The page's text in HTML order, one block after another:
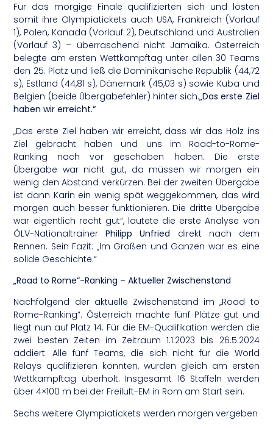
Für das morgige Finale qualifizierten sich und lösten
somit ihre Olympiatickets auch USA, Frankreich (Vorlauf
1), Polen, Kanada (Vorlauf 2), Deutschland und Australien
(Vorlauf 3) – überraschend nicht Jamaika. Österreich
belegte am ersten Wettkampftag unter allen 30 Teams
den 25. Platz und ließ die Dominikanische Republik (44,72
s), Estland (44,81 s), Dänemark (45,03 s) sowie Kuba und
Belgien (beide Übergabefehler) hinter sich.„Das erste Ziel
haben wir erreicht.“
„Das erste Ziel haben wir erreicht, dass wir das Holz ins
Ziel gebracht haben und uns im Road-to-Rome-
Ranking nach vor geschoben haben. Die erste
Übergabe war nicht gut, da müssen wir morgen ein
wenig den Abstand verkürzen. Bei der zweiten Übergabe
ist dann Karin ein wenig spät weggekommen, das wird
morgen auch besser funktionieren. Die dritte Übergabe
war eigentlich recht gut“, lautete die erste Analyse von
ÖLV-NationaltrainerPhilipp Unfried direkt nach dem
Rennen. Sein Fazit: „Im Großen und Ganzen war es eine
solide Geschichte.“
„Road to Rome“-Ranking – Aktueller Zwischenstand
Nachfolgend der aktuelle Zwischenstand im „Road to
Rome-Ranking“. Österreich machte fünf Plätze gut und
liegt nun auf Platz 14. Für die EM-Qualifikation werden die
zwei besten Zeiten im Zeitraum 1.1.2023 bis 26.5.2024
addiert. Alle fünf Teams, die sich nicht für die World
Relays qualifizieren konnten, wurden gleich am ersten
Wettkampftag überholt. Insgesamt 16 Staffeln werden
über 4×100 m bei der Freiluft-EM in Rom am Start sein.
Sechs weitere Olympiatickets werden morgen vergeben